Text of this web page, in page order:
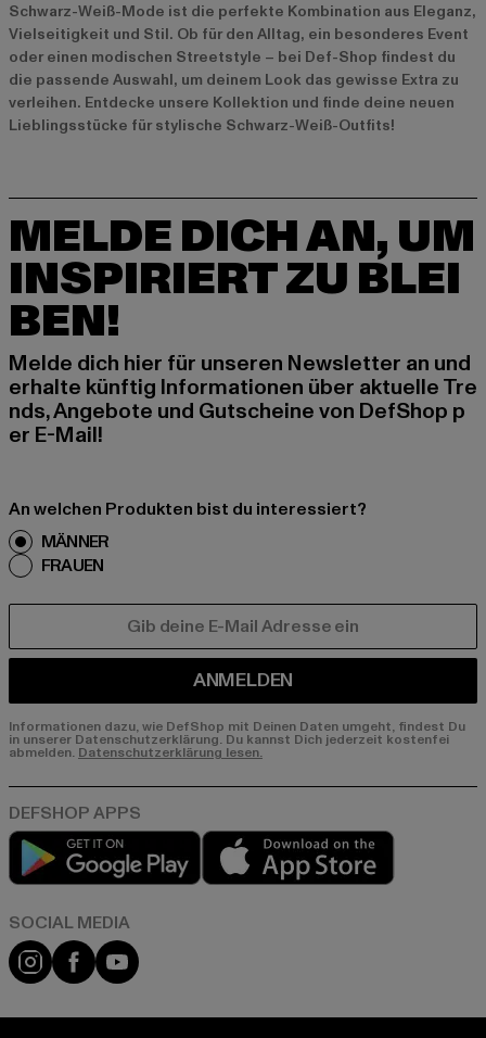
Schwarz-Weiß-Mode ist die perfekte Kombination aus Eleganz,
Vielseitigkeit und Stil. Ob für den Alltag, ein besonderes Event
oder einen modischen Streetstyle – bei Def-Shop findest du
die passende Auswahl, um deinem Look das gewisse Extra zu
verleihen. Entdecke unsere Kollektion und finde deine neuen
Lieblingsstücke für stylische Schwarz-Weiß-Outfits!
MELDE DICH AN, UM
INSPIRIERT ZU BLEI
BEN!
Melde dich hier für unseren Newsletter an und
erhalte künftig Informationen über aktuelle Tre
nds, Angebote und Gutscheine von DefShop p
er E-Mail!
An welchen Produkten bist du interessiert?
MÄNNER
FRAUEN
ANMELDEN
Informationen dazu, wie DefShop mit Deinen Daten umgeht, findest Du
in unserer Datenschutzerklärung. Du kannst Dich jederzeit kostenfei
abmelden. Datenschutzerklärung lesen.
Play market
Instagram
FacebookYouTube